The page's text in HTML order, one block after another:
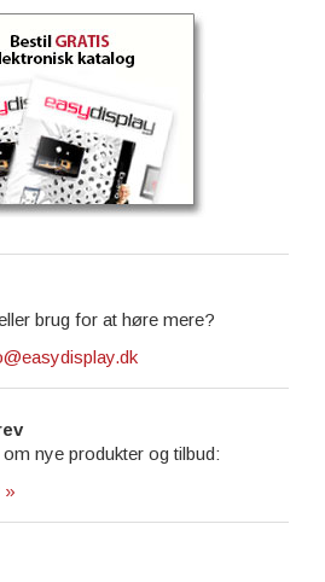
brug for at høre mere?
nye produkter og tilbud:
»